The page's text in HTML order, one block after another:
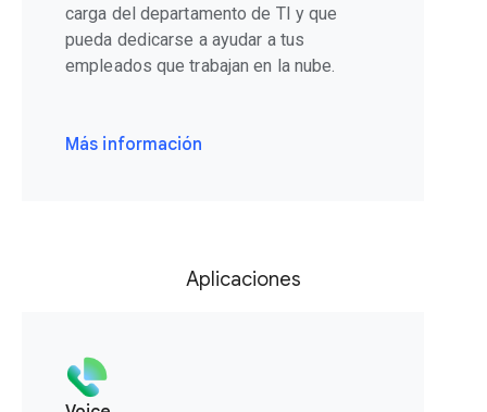
carga del departamento de TI y que
pueda dedicarse a ayudar a tus
empleados que trabajan en la nube.
Más información
Aplicaciones